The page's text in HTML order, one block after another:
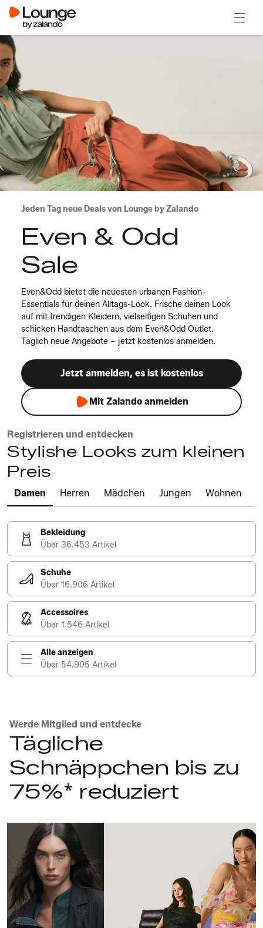
Jeden Tag neue Deals von Lounge by Zalando
Even & Odd
Sale
Even&Odd bietet die neuesten urbanen Fashion-
Essentials für deinen Alltags-Look. Frische deinen Look
auf mit trendigen Kleidern, vielseitigen Schuhen und
schicken Handtaschen aus dem Even&Odd Outlet.
Täglich neue Angebote – jetzt kostenlos anmelden.
Jetzt anmelden, es ist kostenlos
Mit Zalando anmelden
Registrieren und entdecken
Stylishe Looks zum kleinen
Preis
Damen Herren Mädchen Jungen Wohnen
Bekleidung
Über 36.453 Artikel
Schuhe
Über 16.906 Artikel
Accessoires
Über 1.546 Artikel
Alle anzeigen
Über 54.905 Artikel
Werde Mitglied und entdecke
Tägliche
Schnäppchen bis zu
75%* reduziert